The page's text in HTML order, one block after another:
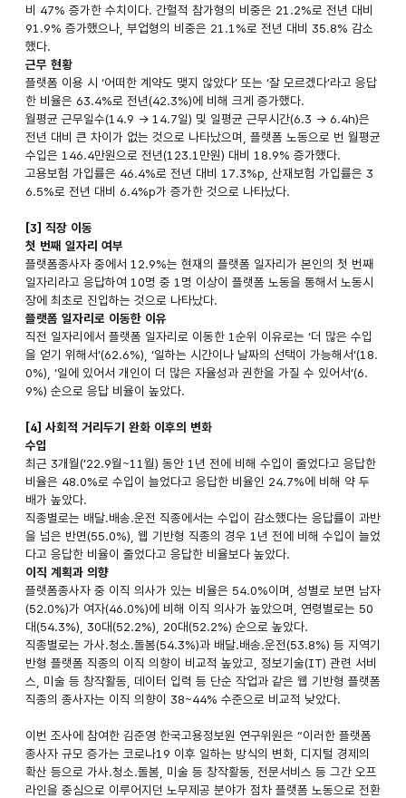
비 47% 증가한 수치이다. 간헐적 참가형의 비중은 21.2%로 전년 대비
91.9% 증가했으나, 부업형의 비중은 21.1%로 전년 대비 35.8% 감소
했다.
근무 현황
플랫폼 이용 시 ‘어떠한 계약도 맺지 않았다’ 또는 ‘잘 모르겠다’라고 응답
한 비율은 63.4%로 전년(42.3%)에 비해 크게 증가했다.
월평균 근무일수(14.9 → 14.7일) 및 일평균 근무시간(6.3 → 6.4h)은
전년 대비 큰 차이가 없는 것으로 나타났으며, 플랫폼 노동으로 번 월평균
수입은 146.4만원으로 전년(123.1만원) 대비 18.9% 증가했다.
고용보험 가입률은 46.4%로 전년 대비 17.3%p, 산재보험 가입률은 3
6.5%로 전년 대비 6.4%p가 증가한 것으로 나타났다.
[3] 직장 이동
첫 번째 일자리 여부
플랫폼종사자 중에서 12.9%는 현재의 플랫폼 일자리가 본인의 첫 번째
일자리라고 응답하여 10명 중 1명 이상이 플랫폼 노동을 통해서 노동시
장에 최초로 진입하는 것으로 나타났다.
플랫폼 일자리로 이동한 이유
직전 일자리에서 플랫폼 일자리로 이동한 1순위 이유로는 ‘더 많은 수입
을 얻기 위해서’(62.6%), ‘일하는 시간이나 날짜의 선택이 가능해서’(18.
0%), ‘일에 있어서 개인이 더 많은 자율성과 권한을 가질 수 있어서’(6.
9%) 순으로 응답 비율이 높았다.
[4] 사회적 거리두기 완화 이후의 변화
수입
최근 3개월(’22.9월~11월) 동안 1년 전에 비해 수입이 줄었다고 응답한
비율은 48.0%로 수입이 늘었다고 응답한 비율인 24.7%에 비해 약 두
배가 높았다.
직종별로는 배달.배송.운전 직종에서는 수입이 감소했다는 응답률이 과반
을 넘은 반면(55.0%), 웹 기반형 직종의 경우 1년 전에 비해 수입이 늘었
다고 응답한 비율이 줄었다고 응답한 비율보다 높았다.
이직 계획과 의향
플랫폼종사자 중 이직 의사가 있는 비율은 54.0%이며, 성별로 보면 남자
(52.0%)가 여자(46.0%)에 비해 이직 의사가 높았으며, 연령별로는 50
대(54.3%), 30대(52.2%), 20대(52.2%) 순으로 높았다.
직종별로는 가사.청소.돌봄(54.3%)과 배달.배송.운전(53.8%) 등 지역기
반형 플랫폼 직종의 이직 의향이 비교적 높았고, 정보기술(IT) 관련 서비
스, 미술 등 창작활동, 데이터 입력 등 단순 작업과 같은 웹 기반형 플랫폼
직종의 종사자는 이직 의향이 38~44% 수준으로 비교적 낮았다.
이번 조사에 참여한 김준영 한국고용정보원 연구위원은 “이러한 플랫폼
종사자 규모 증가는 코로나19 이후 일하는 방식의 변화, 디지털 경제의
확산 등으로 가사.청소.돌봄, 미술 등 창작활동, 전문서비스 등 그간 오프
라인을 중심으로 이루어지던 노무제공 분야가 점차 플랫폼 노동으로 전환